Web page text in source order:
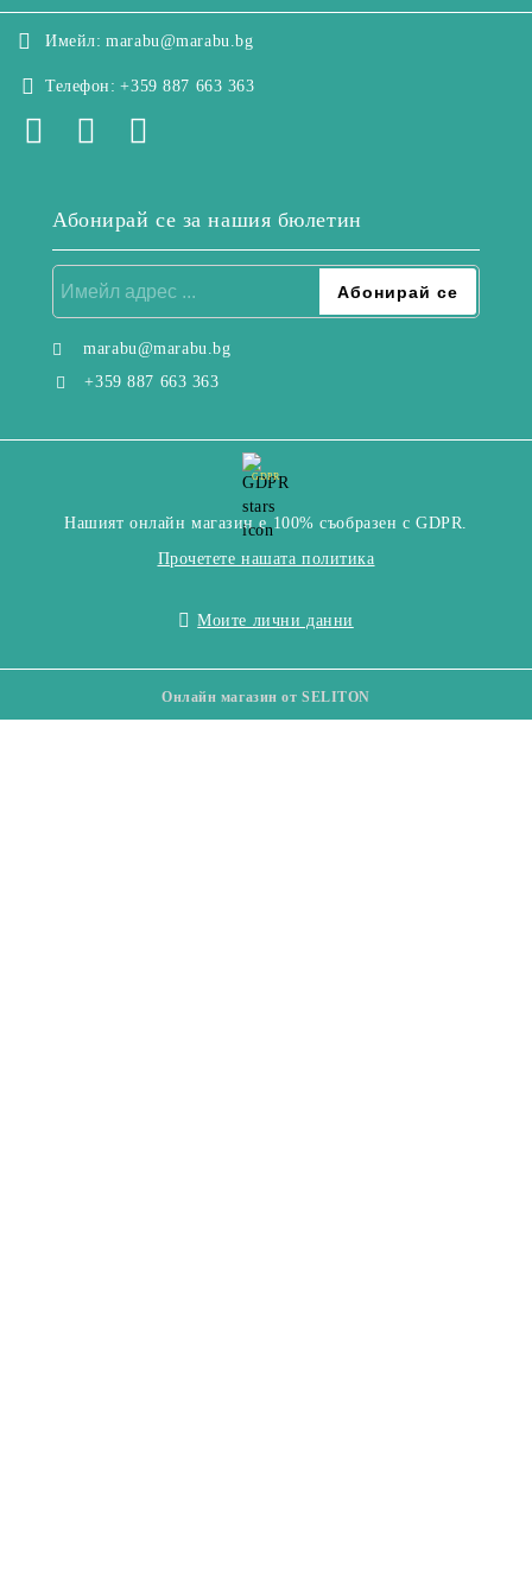
Имейл: marabu@marabu.bg
Телефон: +359 887 663 363
Абонирай се за нашия бюлетин
marabu@marabu.bg
+359 887 663 363
GDPR
Нашият онлайн магазин е 100% съобразен с GDPR.
Прочетете нашата политика
Моите лични данни
Онлайн магазин от SELITON